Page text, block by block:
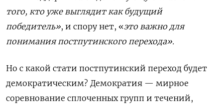
того, кто уже выглядит как будущий
победитель», и спору нет, «это важно для
понимания постпутинского перехода».
Но с какой стати постпутинский переход будет
демократическим? Демократия — мирное
соревнование сплоченных групп и течений,